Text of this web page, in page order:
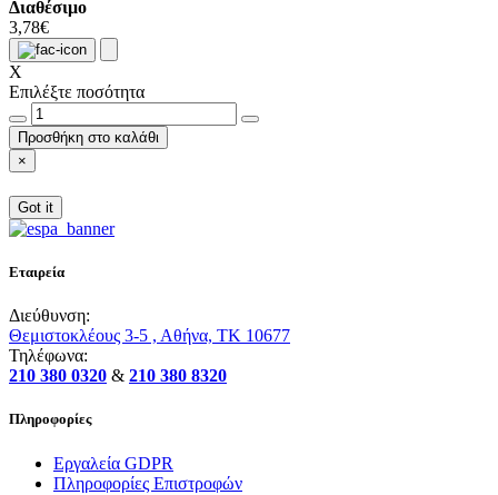
Διαθέσιμο
3,78€
X
Επιλέξτε ποσότητα
Προσθήκη στο καλάθι
×
Got it
Εταιρεία
Διεύθυνση:
Θεμιστοκλέους 3-5 , Αθήνα, ΤΚ 10677
Τηλέφωνα:
210 380 0320 & 210 380 8320
Πληροφορίες
Εργαλεία GDPR
Πληροφορίες Επιστροφών